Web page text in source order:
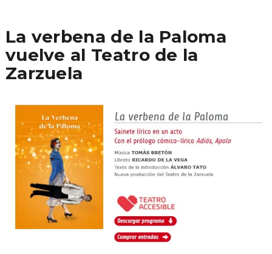
La verbena de la Paloma
vuelve al Teatro de la
Zarzuela